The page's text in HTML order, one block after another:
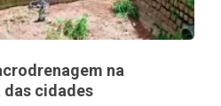
na
cidades